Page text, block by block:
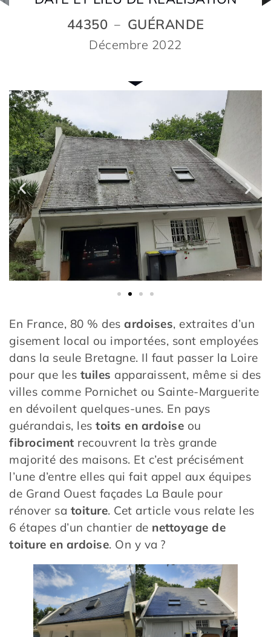
44350 – GUÉRANDE
Décembre 2022
En France, 80 % des ardoises, extraites d’un
gisement local ou importées, sont employées
dans la seule Bretagne. Il faut passer la Loire
pour que les tuiles apparaissent, même si des
villes comme Pornichet ou Sainte-Marguerite
en dévoilent quelques-unes. En pays
guérandais, les toits en ardoise ou
fibrociment recouvrent la très grande
majorité des maisons. Et c’est précisément
l’une d’entre elles qui fait appel aux équipes
de Grand Ouest façades La Baule pour
rénover sa toiture. Cet article vous relate les
6 étapes d’un chantier de nettoyage de
toiture en ardoise. On y va ?